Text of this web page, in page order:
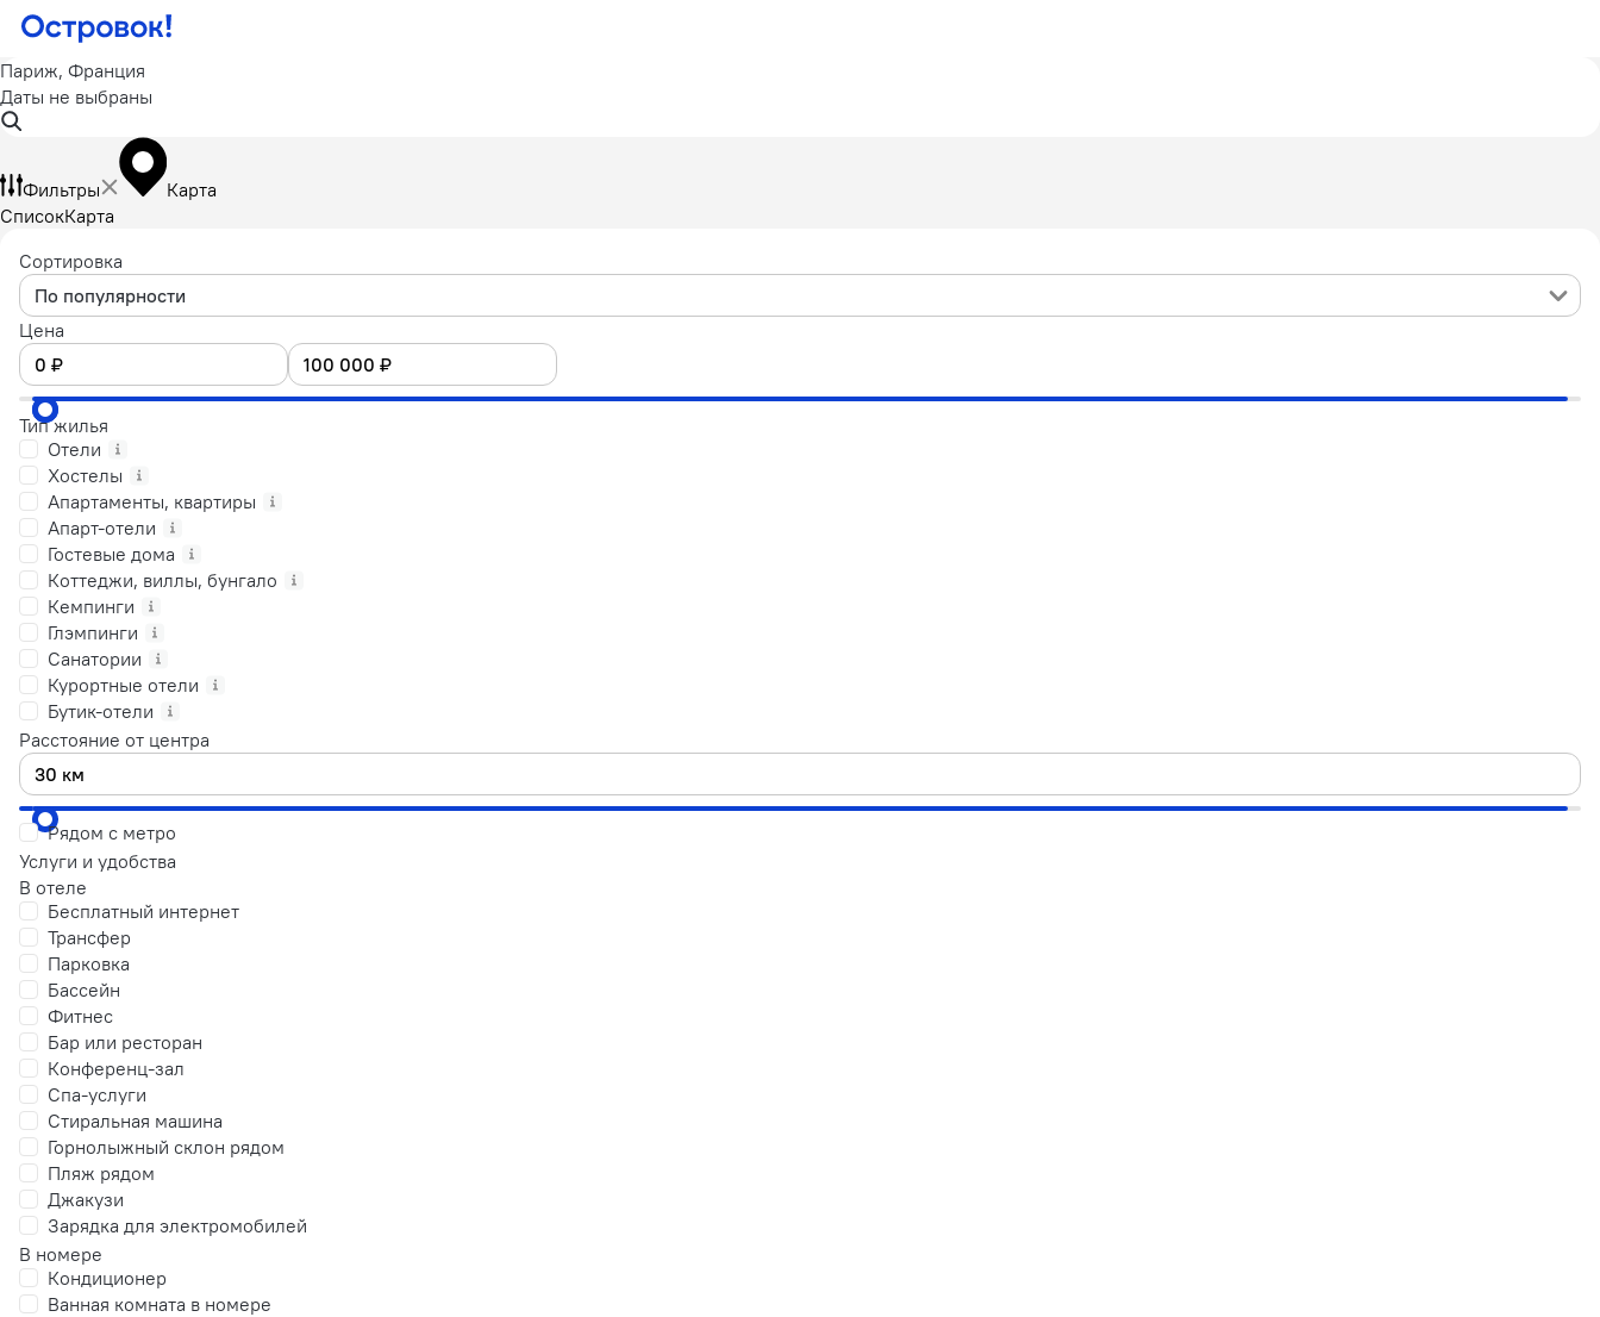
Париж, Франция
Даты не выбраны
Фильтры
Карта
СписокКарта
Сортировка
По популярности
Цена
Тип жилья
Отели
Хостелы
Апартаменты, квартиры
Апарт-отели
Гостевые дома
Коттеджи, виллы, бунгало
Кемпинги
Глэмпинги
Санатории
Курортные отели
Бутик-отели
Расстояние от центра
Рядом с метро
Услуги и удобства
В отеле
Бесплатный интернет
Трансфер
Парковка
Бассейн
Фитнес
Бар или ресторан
Конференц-зал
Спа-услуги
Стиральная машина
Горнолыжный склон рядом
Пляж рядом
Джакузи
Зарядка для электромобилей
В номере
Кондиционер
Ванная комната в номере